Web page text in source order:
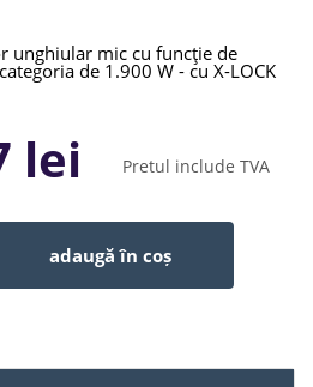
unghiular mic cu funcţie de
de 1.900 W - cu X-LOCK
lei Pretul include TVA
adaugă în coș